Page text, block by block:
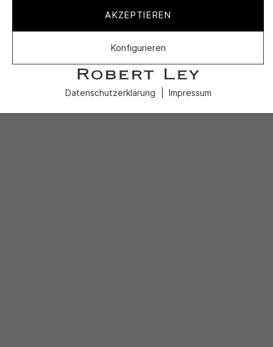
AKZEPTIEREN
Konfigurieren
Datenschutzerklärung Impressum